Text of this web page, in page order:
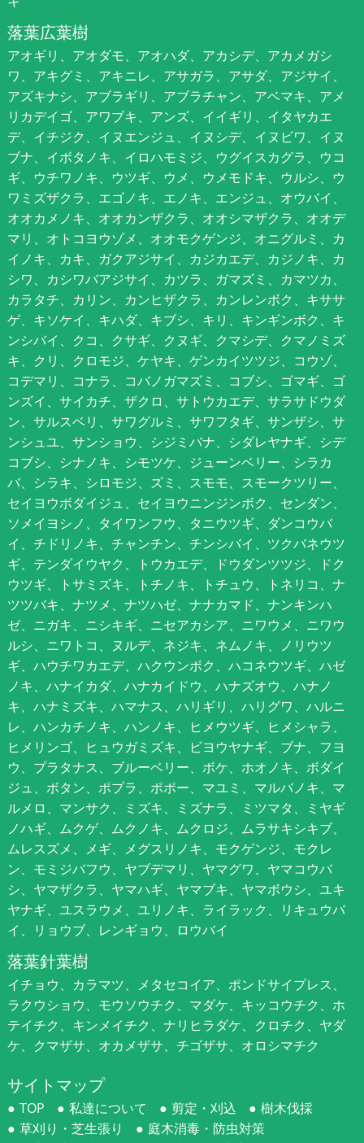
落葉広葉樹
アオギリ、アオダモ、アオハダ、アカシデ、アカメガシ
ワ、アキグミ、アキニレ、アサガラ、アサダ、アジサイ、
アズキナシ、アブラギリ、アブラチャン、アベマキ、アメ
リカデイゴ、アワブキ、アンズ、イイギリ、イタヤカエ
デ、イチジク、イヌエンジュ、イヌシデ、イヌビワ、イヌ
ブナ、イボタノキ、イロハモミジ、ウグイスカグラ、ウコ
ギ、ウチワノキ、ウツギ、ウメ、ウメモドキ、ウルシ、ウ
ワミズザクラ、エゴノキ、エノキ、エンジュ、オウバイ、
オオカメノキ、オオカンザクラ、オオシマザクラ、オオデ
マリ、オトコヨウゾメ、オオモクゲンジ、オニグルミ、カ
イノキ、カキ、ガクアジサイ、カジカエデ、カジノキ、カ
シワ、カシワバアジサイ、カツラ、ガマズミ、カマツカ、
カラタチ、カリン、カンヒザクラ、カンレンボク、キササ
ゲ、キソケイ、キハダ、キブシ、キリ、キンギンボク、キ
ンシバイ、クコ、クサギ、クヌギ、クマシデ、クマノミズ
キ、クリ、クロモジ、ケヤキ、ゲンカイツツジ、コウゾ、
コデマリ、コナラ、コバノガマズミ、コブシ、ゴマギ、ゴ
ンズイ、サイカチ、ザクロ、サトウカエデ、サラサドウダ
ン、サルスベリ、サワグルミ、サワフタギ、サンザシ、サ
ンシュユ、サンショウ、シジミバナ、シダレヤナギ、シデ
コブシ、シナノキ、シモツケ、ジューンベリー、シラカ
バ、シラキ、シロモジ、ズミ、スモモ、スモークツリー、
セイヨウボダイジュ、セイヨウニンジンボク、センダン、
ソメイヨシノ、タイワンフウ、タニウツギ、ダンコウバ
イ、チドリノキ、チャンチン、チンシバイ、ツクバネウツ
ギ、テンダイウヤク、トウカエデ、ドウダンツツジ、ドク
ウツギ、トサミズキ、トチノキ、トチュウ、トネリコ、ナ
ツツバキ、ナツメ、ナツハゼ、ナナカマド、ナンキンハ
ゼ、ニガキ、ニシキギ、ニセアカシア、ニワウメ、ニワウ
ルシ、ニワトコ、ヌルデ、ネジキ、ネムノキ、ノリウツ
ギ、ハウチワカエデ、ハクウンボク、ハコネウツギ、ハゼ
ノキ、ハナイカダ、ハナカイドウ、ハナズオウ、ハナノ
キ、ハナミズキ、ハマナス、ハリギリ、ハリグワ、ハルニ
レ、ハンカチノキ、ハンノキ、ヒメウツギ、ヒメシャラ、
ヒメリンゴ、ヒュウガミズキ、ビヨウヤナギ、ブナ、フヨ
ウ、プラタナス、ブルーベリー、ボケ、ホオノキ、ボダイ
ジュ、ボタン、ポプラ、ポポー、マユミ、マルバノキ、マ
ルメロ、マンサク、ミズキ、ミズナラ、ミツマタ、ミヤギ
ノハギ、ムクゲ、ムクノキ、ムクロジ、ムラサキシキブ、
ムレスズメ、メギ、メグスリノキ、モクゲンジ、モクレ
ン、モミジバフウ、ヤブデマリ、ヤマグワ、ヤマコウバ
シ、ヤマザクラ、ヤマハギ、ヤマブキ、ヤマボウシ、ユキ
ヤナギ、ユスラウメ、ユリノキ、ライラック、リキュウバ
イ、リョウブ、レンギョウ、ロウバイ
落葉針葉樹
イチョウ、カラマツ、メタセコイア、ポンドサイプレス、
ラクウショウ、モウソウチク、マダケ、キッコウチク、ホ
テイチク、キンメイチク、ナリヒラダケ、クロチク、ヤダ
ケ、クマザサ、オカメザサ、チゴザサ、オロシマチク
サイトマップ
TOP 私達について 剪定・刈込
樹木伐採
草刈り・芝生張り
庭木消毒・防虫対策